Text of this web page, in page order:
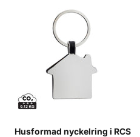
Husformad nyckelring i RCS